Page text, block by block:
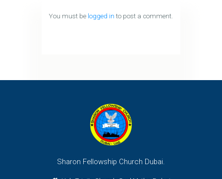
You must be logged in to post a comment.
Sharon Fellowship Church Dubai.